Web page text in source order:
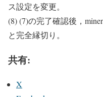
ス設定を変更。
(8) (7)の完了確認後，
と完全縁切り。
共有:
X